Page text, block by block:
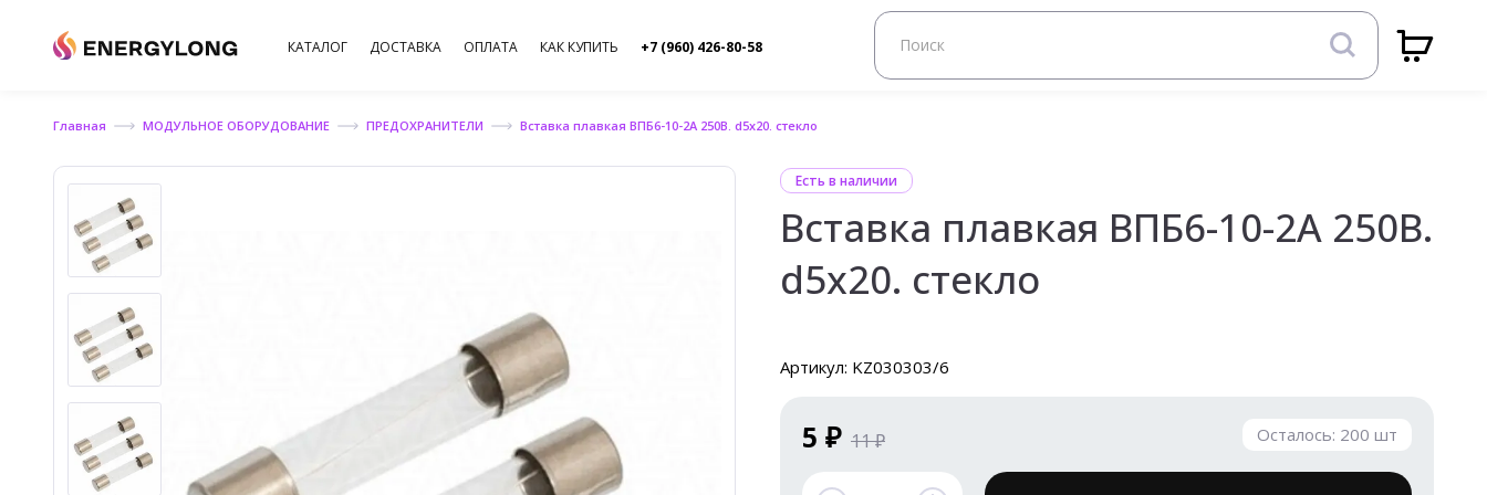
КАТАЛОГ ДОСТАВКА ОПЛАТА КАК КУПИТЬ +7 (960) 426-80-58
Главная МОДУЛЬНОЕ ОБОРУДОВАНИЕ ПРЕДОХРАНИТЕЛИ Вставка плавкая ВПБ6-10-2А 250В. d5x20. стекло
Есть в наличии
Вставка плавкая ВПБ6-10-2А 250В.
d5x20. стекло
Артикул: KZ030303/6
5 ₽ 11 ₽ Осталось: 200 шт